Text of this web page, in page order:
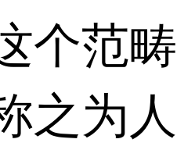
个范
之为